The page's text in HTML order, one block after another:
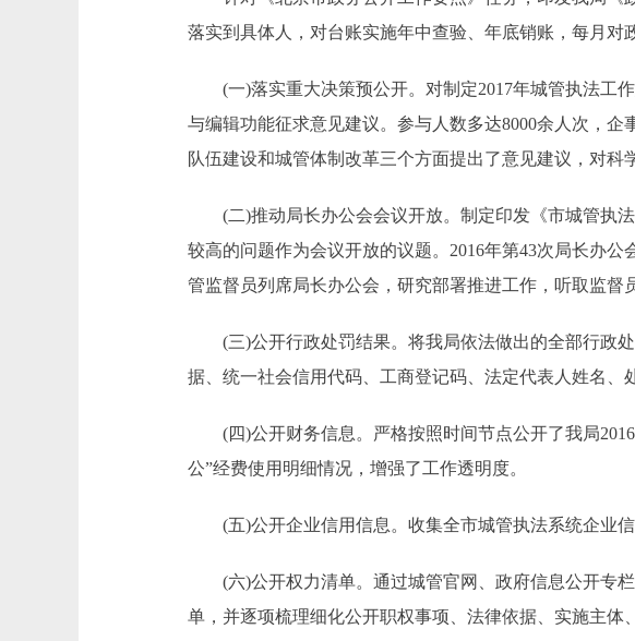
落实到具体人，对台账实施年中查验、年底销账，每月对
(一)落实重大决策预公开。对制定2017年城管执法工作
与编辑功能征求意见建议。参与人数多达8000余人次，
队伍建设和城管体制改革三个方面提出了意见建议，对科
(二)推动局长办公会会议开放。制定印发《市城管执法
较高的问题作为会议开放的议题。2016年第43次局长办
管监督员列席局长办公会，研究部署推进工作，听取监督
(三)公开行政处罚结果。将我局依法做出的全部行政处
据、统一社会信用代码、工商登记码、法定代表人姓名、
(四)公开财务信息。严格按照时间节点公开了我局2016
公”经费使用明细情况，增强了工作透明度。
(五)公开企业信用信息。收集全市城管执法系统企业信
(六)公开权力清单。通过城管官网、政府信息公开专栏
单，并逐项梳理细化公开职权事项、法律依据、实施主体